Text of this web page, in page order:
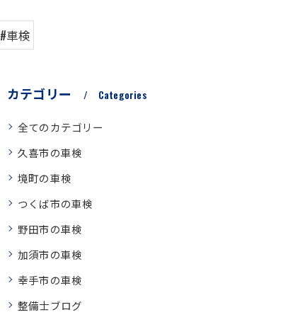
#車検
カテゴリー Categories
全てのカテゴリー
久喜市の車検
境町の車検
つくば市の車検
野田市の車検
加須市の車検
幸手市の車検
整備士ブログ